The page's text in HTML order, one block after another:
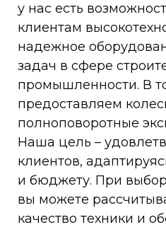
у нас есть
клиентам
надежное
задач в сфере
промышленности. В
предоставляем
полноповоротные
Наша цель –
клиентов,
и бюджету. При
вы можете
качество техники и